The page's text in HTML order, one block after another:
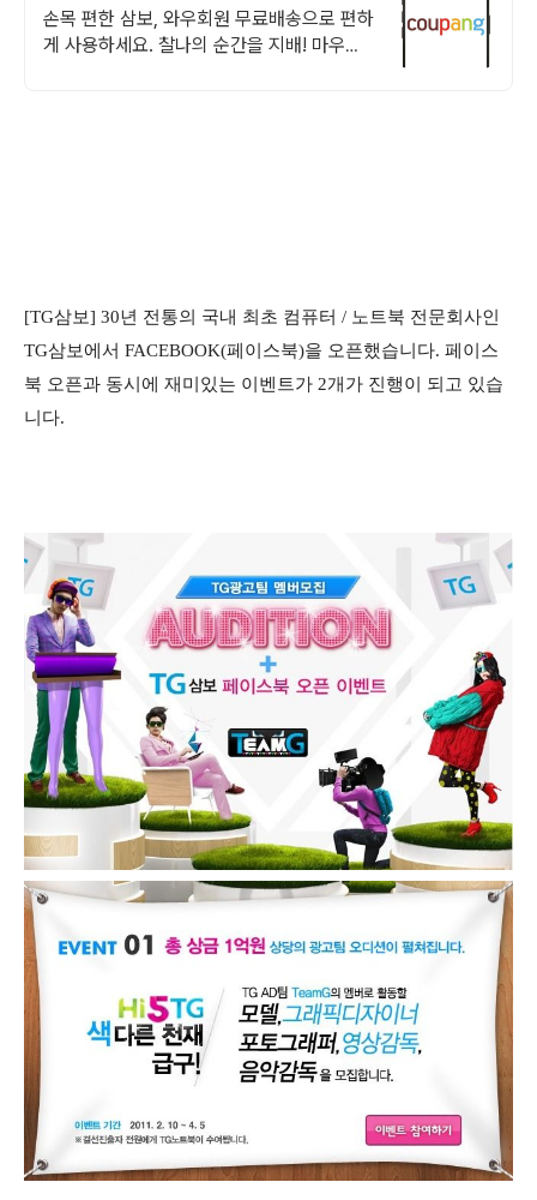
킹
손목 편한 삼보, 와우회원 무료배송으로 편하
게 사용하세요. 찰나의 순간을 지배! 마우스,
[TG삼보] 30년 전통의 국내 최초 컴퓨터 / 노트북 전문회사인
TG삼보에서 FACEBOOK(페이스북)을 오픈했습니다. 페이스
북 오픈과 동시에 재미있는 이벤트가 2개가 진행이 되고 있습
니다.